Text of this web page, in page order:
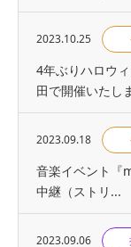
2023.10.25
4年ぶりハロウ
田で開催いたし
2023.09.18
音楽イベント『
中継（ストリ...
2023.09.06